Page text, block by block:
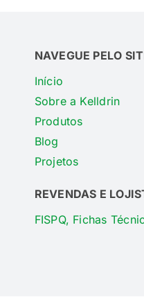
NAVEGUE PELO
Início
Sobre a Kelldrin
Produtos
Blog
Projetos
REVENDAS E
FISPQ, Fichas